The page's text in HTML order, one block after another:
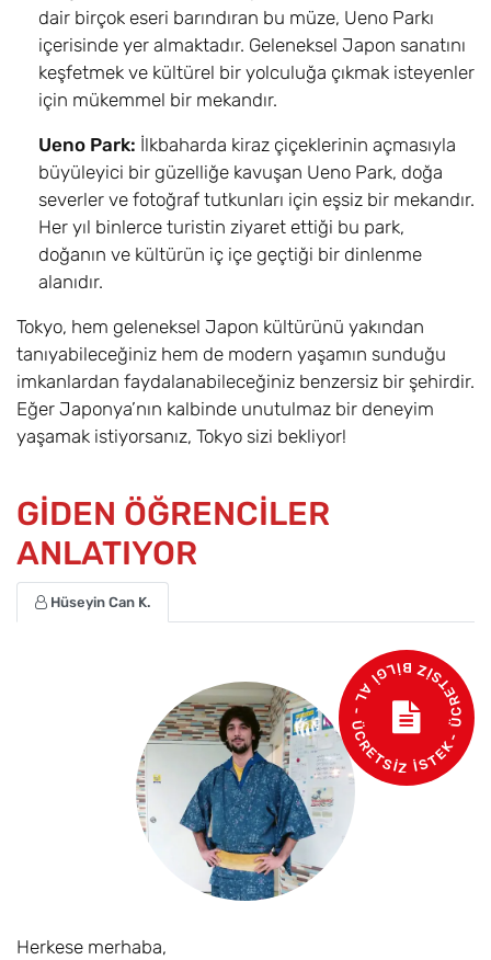
dair birçok eseri barındıran bu müze, Ueno Parkı
içerisinde yer almaktadır. Geleneksel Japon sanatını
keşfetmek ve kültürel bir yolculuğa çıkmak isteyenler
için mükemmel bir mekandır.
Ueno Park: İlkbaharda kiraz çiçeklerinin açmasıyla
büyüleyici bir güzelliğe kavuşan Ueno Park, doğa
severler ve fotoğraf tutkunları için eşsiz bir mekandır.
Her yıl binlerce turistin ziyaret ettiği bu park,
doğanın ve kültürün iç içe geçtiği bir dinlenme
alanıdır.
Tokyo, hem geleneksel Japon kültürünü yakından
tanıyabileceğiniz hem de modern yaşamın sunduğu
imkanlardan faydalanabileceğiniz benzersiz bir şehirdir.
Eğer Japonya’nın kalbinde unutulmaz bir deneyim
yaşamak istiyorsanız, Tokyo sizi bekliyor!
GİDEN ÖĞRENCİLER
ANLATIYOR
Hüseyin Can K.
Herkese merhaba,
- ÜCRETSİZ BİLGİ AL - ÜCRETSİZ İSTEK